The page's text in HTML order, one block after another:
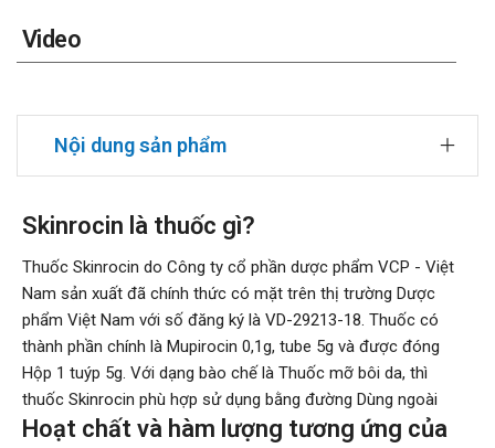
Video
Nội dung sản phẩm
Skinrocin là thuốc gì?
Thuốc Skinrocin do Công ty cổ phần dược phẩm VCP - Việt
Nam sản xuất đã chính thức có mặt trên thị trường Dược
phẩm Việt Nam với số đăng ký là VD-29213-18. Thuốc có
thành phần chính là Mupirocin 0,1g, tube 5g và được đóng
Hộp 1 tuýp 5g. Với dạng bào chế là Thuốc mỡ bôi da, thì
thuốc Skinrocin phù hợp sử dụng bằng đường Dùng ngoài
Hoạt chất và hàm lượng tương ứng của